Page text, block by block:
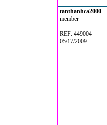
tanthanhca2000
member
REF: 449004
05/17/2009